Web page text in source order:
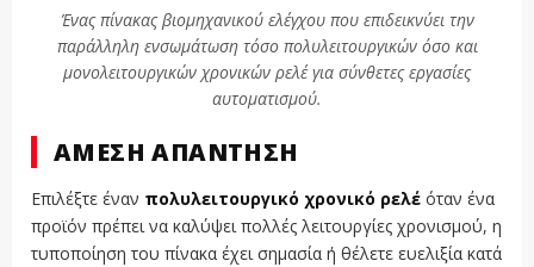
Ένας πίνακας βιομηχανικού ελέγχου που επιδεικνύει την
παράλληλη ενσωμάτωση τόσο πολυλειτουργικών όσο και
μονολειτουργικών χρονικών ρελέ για σύνθετες εργασίες
αυτοματισμού.
ΆΜΕΣΗ ΑΠΆΝΤΗΣΗ
Επιλέξτε έναν πολυλειτουργικό χρονικό ρελέ όταν ένα
προϊόν πρέπει να καλύψει πολλές λειτουργίες χρονισμού, η
τυποποίηση του πίνακα έχει σημασία ή θέλετε ευελιξία κατά